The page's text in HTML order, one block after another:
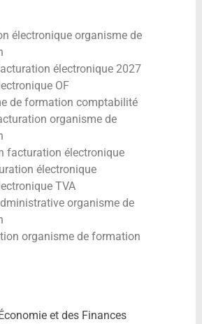
électronique organisme de
électronique 2027
OF
de formation comptabilité
organisme de
facturation électronique
électronique
TVA
organisme de
organisme de formation
et des Finances